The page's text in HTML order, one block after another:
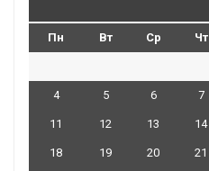
Пн Вт Ср Чт
4 5 6 7
11 12 13 14
18 19 20 21